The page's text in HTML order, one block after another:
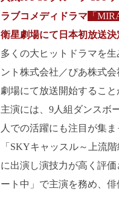
ラブコメディドラマ 「
衛星劇場にて日本初放送決
多くの大ヒットドラマを
ント株式会社／ぴあ株式
劇場にて放送開始すること
主演には、9人組ダンスボ
人での活躍にも注目が集
「SKYキャッスル～上流
に出演し演技力が高く評
ート中」で主演を務め、